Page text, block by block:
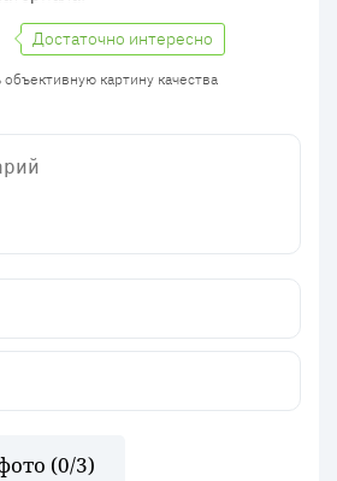
Достаточно интересно
картину качества
(0/3)